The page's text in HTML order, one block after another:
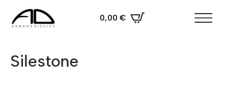
0,00 €
Silestone